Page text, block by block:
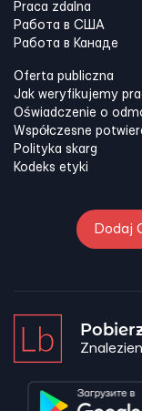
Praca zdalna
Работа в США
Работа в Канадe
Oferta publiczna
Jak weryfikujemy
Oświadczenie o
Współczesne
Polityka skarg
Kodeks etyki
Dodaj